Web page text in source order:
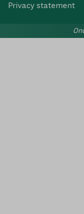
Privacy statement